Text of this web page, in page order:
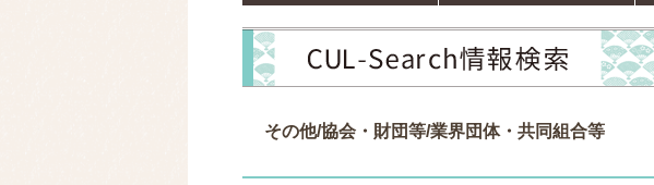
その他/協会・財団等/業界団体・共同組合等